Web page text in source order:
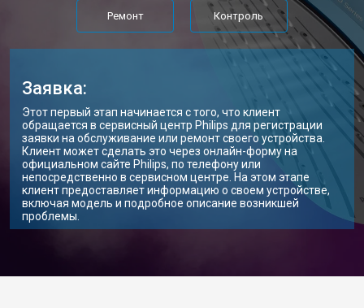
Ремонт Контроль
Заявка:
Этот первый этап начинается с того, что клиент
обращается в сервисный центр Philips для регистрации
заявки на обслуживание или ремонт своего устройства.
Клиент может сделать это через онлайн-форму на
официальном сайте Philips, по телефону или
непосредственно в сервисном центре. На этом этапе
клиент предоставляет информацию о своем устройстве,
включая модель и подробное описание возникшей
проблемы.